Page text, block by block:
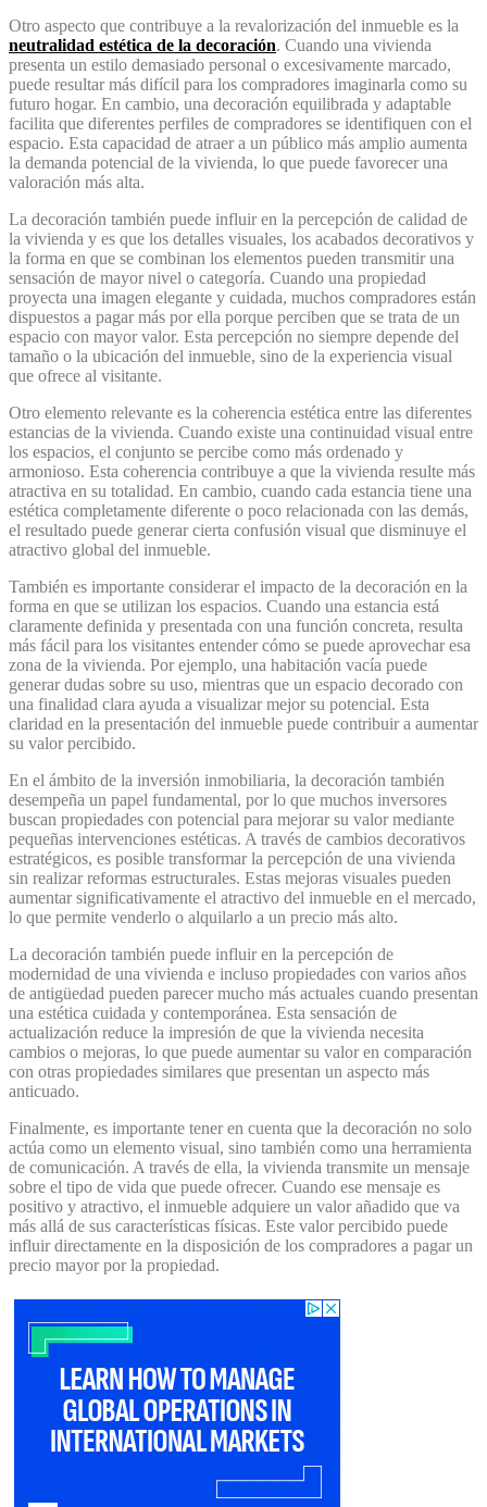
Otro aspecto que contribuye a la revalorización del inmueble es la
neutralidad estética de la decoración. Cuando una vivienda
presenta un estilo demasiado personal o excesivamente marcado,
puede resultar más difícil para los compradores imaginarla como su
futuro hogar. En cambio, una decoración equilibrada y adaptable
facilita que diferentes perfiles de compradores se identifiquen con el
espacio. Esta capacidad de atraer a un público más amplio aumenta
la demanda potencial de la vivienda, lo que puede favorecer una
valoración más alta.
La decoración también puede influir en la percepción de calidad de
la vivienda y es que los detalles visuales, los acabados decorativos y
la forma en que se combinan los elementos pueden transmitir una
sensación de mayor nivel o categoría. Cuando una propiedad
proyecta una imagen elegante y cuidada, muchos compradores están
dispuestos a pagar más por ella porque perciben que se trata de un
espacio con mayor valor. Esta percepción no siempre depende del
tamaño o la ubicación del inmueble, sino de la experiencia visual
que ofrece al visitante.
Otro elemento relevante es la coherencia estética entre las diferentes
estancias de la vivienda. Cuando existe una continuidad visual entre
los espacios, el conjunto se percibe como más ordenado y
armonioso. Esta coherencia contribuye a que la vivienda resulte más
atractiva en su totalidad. En cambio, cuando cada estancia tiene una
estética completamente diferente o poco relacionada con las demás,
el resultado puede generar cierta confusión visual que disminuye el
atractivo global del inmueble.
También es importante considerar el impacto de la decoración en la
forma en que se utilizan los espacios. Cuando una estancia está
claramente definida y presentada con una función concreta, resulta
más fácil para los visitantes entender cómo se puede aprovechar esa
zona de la vivienda. Por ejemplo, una habitación vacía puede
generar dudas sobre su uso, mientras que un espacio decorado con
una finalidad clara ayuda a visualizar mejor su potencial. Esta
claridad en la presentación del inmueble puede contribuir a aumentar
su valor percibido.
En el ámbito de la inversión inmobiliaria, la decoración también
desempeña un papel fundamental, por lo que muchos inversores
buscan propiedades con potencial para mejorar su valor mediante
pequeñas intervenciones estéticas. A través de cambios decorativos
estratégicos, es posible transformar la percepción de una vivienda
sin realizar reformas estructurales. Estas mejoras visuales pueden
aumentar significativamente el atractivo del inmueble en el mercado,
lo que permite venderlo o alquilarlo a un precio más alto.
La decoración también puede influir en la percepción de
modernidad de una vivienda e incluso propiedades con varios años
de antigüedad pueden parecer mucho más actuales cuando presentan
una estética cuidada y contemporánea. Esta sensación de
actualización reduce la impresión de que la vivienda necesita
cambios o mejoras, lo que puede aumentar su valor en comparación
con otras propiedades similares que presentan un aspecto más
anticuado.
Finalmente, es importante tener en cuenta que la decoración no solo
actúa como un elemento visual, sino también como una herramienta
de comunicación. A través de ella, la vivienda transmite un mensaje
sobre el tipo de vida que puede ofrecer. Cuando ese mensaje es
positivo y atractivo, el inmueble adquiere un valor añadido que va
más allá de sus características físicas. Este valor percibido puede
influir directamente en la disposición de los compradores a pagar un
precio mayor por la propiedad.